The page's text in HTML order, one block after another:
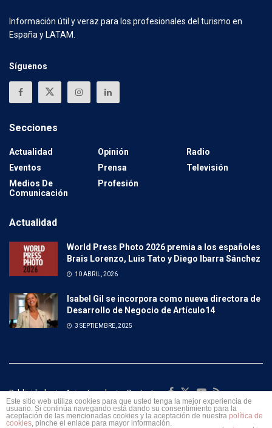
Información útil y veraz para los profesionales del turismo en
España y LATAM.
Síguenos
Secciones
Actualidad
Eventos
Medios De
Comunicación
Opinión
Prensa
Profesión
Radio
Televisión
Actualidad
World Press Photo 2026 premia a los españoles
Brais Lorenzo, Luis Tato y Diego Ibarra Sánchez
10 ABRIL, 2026
Isabel Gil se incorpora como nueva directora de
Desarrollo de Negocio de Artículo14
3 SEPTIEMBRE, 2025
Publicidad Aviso Legal Contacto
© 2023 Turismo y Empresa.
Este sitio web utiliza cookies para que usted tenga la mejor experiencia de
usuario. Si continúa navegando está dando su consentimiento para la
aceptación de las mencionadas cookies y la aceptación de nuestra política de
cookies, pinche el enlace para mayor información.